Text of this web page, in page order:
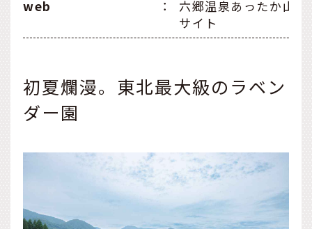
web
：
六郷温泉あったか山
サイト
初夏爛漫。東北最大級のラベン
ダー園